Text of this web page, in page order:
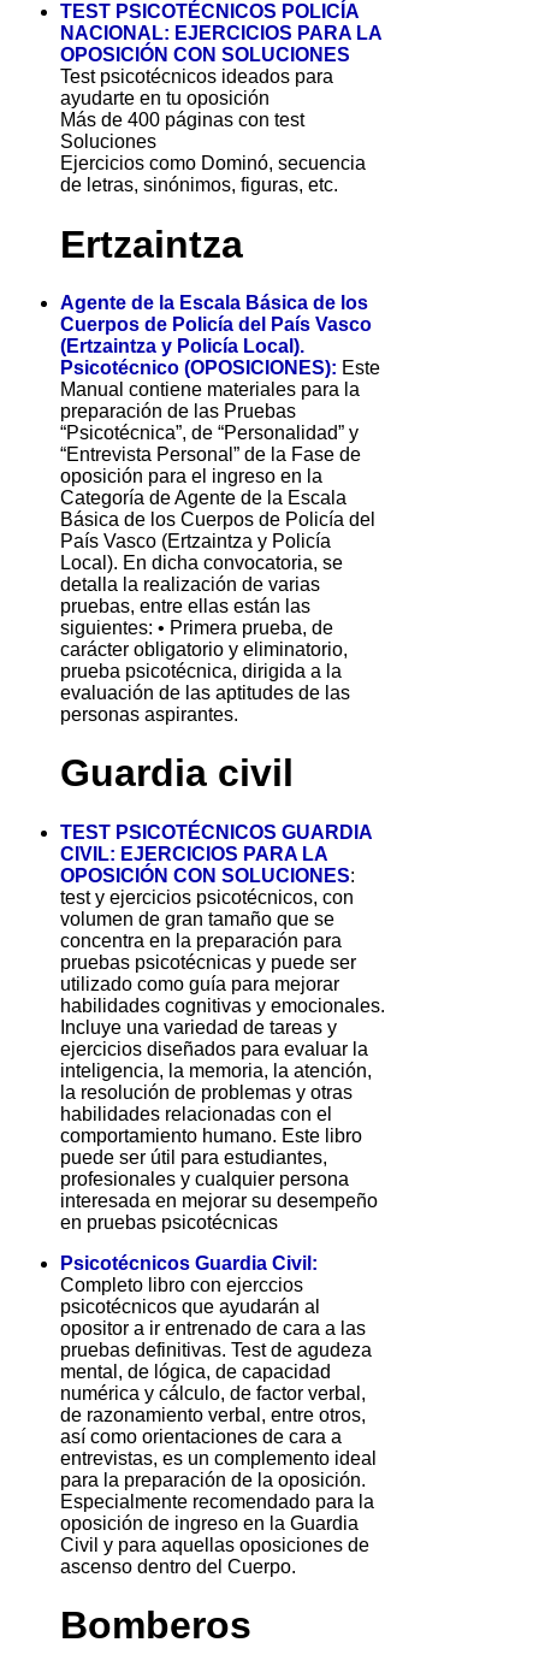
TEST PSICOTÉCNICOS POLICÍA
NACIONAL: EJERCICIOS PARA LA
OPOSICIÓN CON SOLUCIONES
Test psicotécnicos ideados para
ayudarte en tu oposición
Más de 400 páginas con test
Soluciones
Ejercicios como Dominó, secuencia
de letras, sinónimos, figuras, etc.
Ertzaintza
Agente de la Escala Básica de los
Cuerpos de Policía del País Vasco
(Ertzaintza y Policía Local).
Psicotécnico (OPOSICIONES): Este
Manual contiene materiales para la
preparación de las Pruebas
“Psicotécnica”, de “Personalidad” y
“Entrevista Personal” de la Fase de
oposición para el ingreso en la
Categoría de Agente de la Escala
Básica de los Cuerpos de Policía del
País Vasco (Ertzaintza y Policía
Local). En dicha convocatoria, se
detalla la realización de varias
pruebas, entre ellas están las
siguientes: • Primera prueba, de
carácter obligatorio y eliminatorio,
prueba psicotécnica, dirigida a la
evaluación de las aptitudes de las
personas aspirantes.
Guardia civil
TEST PSICOTÉCNICOS GUARDIA
CIVIL: EJERCICIOS PARA LA
OPOSICIÓN CON SOLUCIONES:
test y ejercicios psicotécnicos, con
volumen de gran tamaño que se
concentra en la preparación para
pruebas psicotécnicas y puede ser
utilizado como guía para mejorar
habilidades cognitivas y emocionales.
Incluye una variedad de tareas y
ejercicios diseñados para evaluar la
inteligencia, la memoria, la atención,
la resolución de problemas y otras
habilidades relacionadas con el
comportamiento humano. Este libro
puede ser útil para estudiantes,
profesionales y cualquier persona
interesada en mejorar su desempeño
en pruebas psicotécnicas
Psicotécnicos Guardia Civil:
Completo libro con ejerccios
psicotécnicos que ayudarán al
opositor a ir entrenado de cara a las
pruebas definitivas. Test de agudeza
mental, de lógica, de capacidad
numérica y cálculo, de factor verbal,
de razonamiento verbal, entre otros,
así como orientaciones de cara a
entrevistas, es un complemento ideal
para la preparación de la oposición.
Especialmente recomendado para la
oposición de ingreso en la Guardia
Civil y para aquellas oposiciones de
ascenso dentro del Cuerpo.
Bomberos